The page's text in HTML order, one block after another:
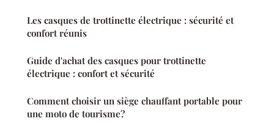
Les casques de trottinette électrique : sécurité et
confort réunis
Guide d'achat des casques pour trottinette
électrique : confort et sécurité
Comment choisir un siège chauffant portable pour
une moto de tourisme?